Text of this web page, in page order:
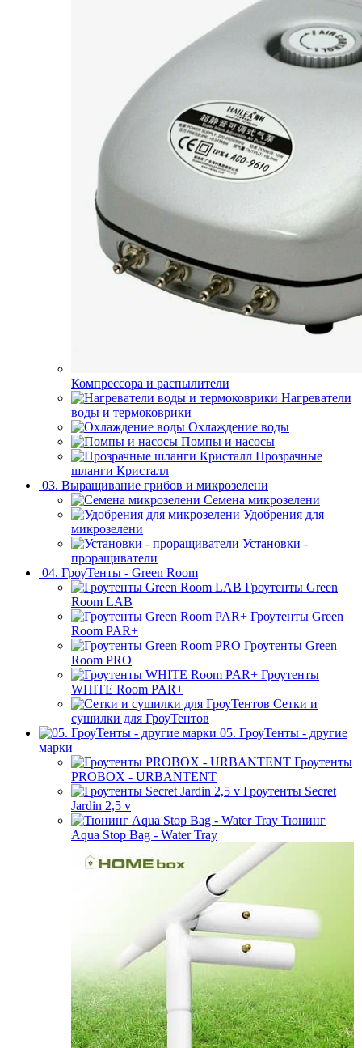
Компрессора и распылители
Нагреватели
воды и термоковрики
Охлаждение воды
Помпы и насосы
Прозрачные
шланги Кристалл
03. Выращивание грибов и микрозелени
Семена микрозелени
Удобрения для
микрозелени
Установки -
проращиватели
04. ГроуТенты - Green Room
Гроутенты Green
Room LAB
Гроутенты Green
Room PAR+
Гроутенты Green
Room PRO
Гроутенты
WHITE Room PAR+
Сетки и
сушилки для ГроуТентов
05. ГроуТенты - другие
марки
Гроутенты
PROBOX - URBANTENT
Гроутенты Secret
Jardin 2,5 v
Тюнинг
Aqua Stop Bag - Water Tray